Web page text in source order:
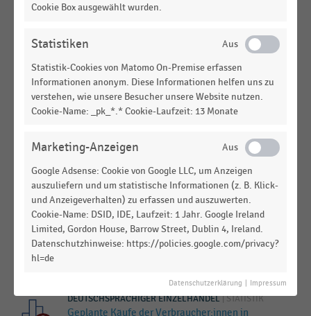
(2019-2023)
Umsatzentwicklung ausgewählter Kosmetik-
Warengruppen zu Beginn der Corona-Krise
(KW9/2020-KW11/2020)
DEUTSCHSPRACHIGER EINZELHANDEL|STATISTIK
DEUTSCHSPRACHIGER EINZELHANDEL |STATISTIK
Geplante Käufe der Verbraucher:innen in
Österreich zu Silvester nach Warengruppen (2025)
DEUTSCHSPRACHIGER EINZELHANDEL | STATISTIK
Geplante Käufe der Verbraucher:innen in
DEUTSCHSPRACHIGER EINZELHANDEL|STATISTIK
Geplante Käufe der Verbraucher:innen in
Cookie Box ausgewählt wurden.
Statistiken
Statistik-Cookies von Matomo On-Premise erfassen
Informationen anonym. Diese Informationen helfen uns zu
verstehen, wie unsere Besucher unsere Website nutzen.
Cookie-Name: _pk_*.* Cookie-Laufzeit: 13 Monate
Marketing-Anzeigen
Google Adsense: Cookie von Google LLC, um Anzeigen
auszuliefern und um statistische Informationen (z. B. Klick-
und Anzeigeverhalten) zu erfassen und auszuwerten.
Cookie-Name: DSID, IDE, Laufzeit: 1 Jahr. Google Ireland
Limited, Gordon House, Barrow Street, Dublin 4, Ireland.
Datenschutzhinweise: https://policies.google.com/privacy?
hl=de
Datenschutzerklärung Impressum